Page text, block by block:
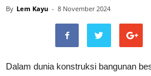
By Lem Kayu - 8 November 2024
Dalam dunia konstruksi bangunan